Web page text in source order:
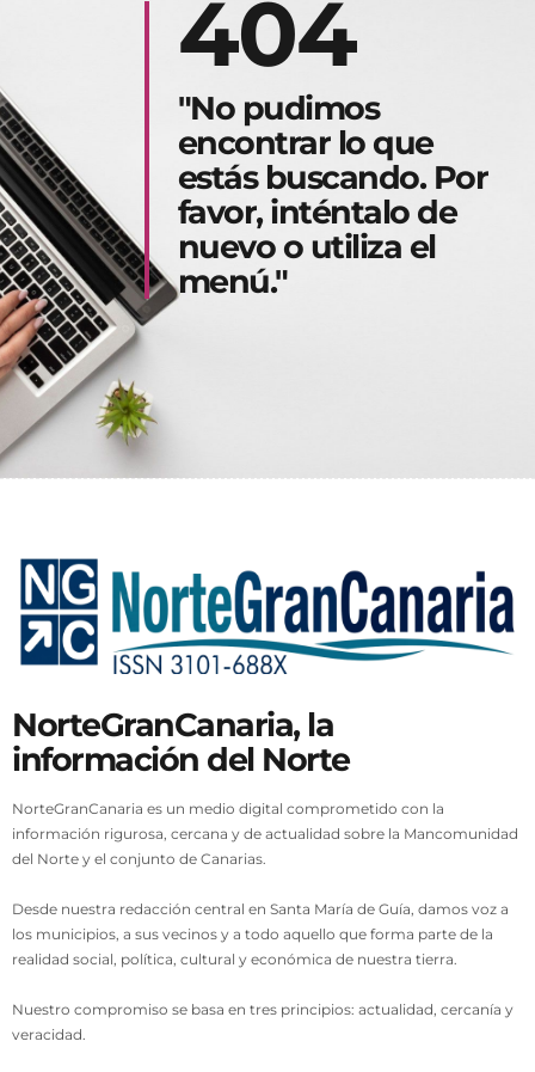
404
"No pudimos
encontrar lo que
estás buscando. Por
favor, inténtalo de
nuevo o utiliza el
menú."
NorteGranCanaria, la
información del Norte
NorteGranCanaria es un medio digital comprometido con la
información rigurosa, cercana y de actualidad sobre la Mancomunidad
del Norte y el conjunto de Canarias.
Desde nuestra redacción central en Santa María de Guía, damos voz a
los municipios, a sus vecinos y a todo aquello que forma parte de la
realidad social, política, cultural y económica de nuestra tierra.
Nuestro compromiso se basa en tres principios: actualidad, cercanía y
veracidad.